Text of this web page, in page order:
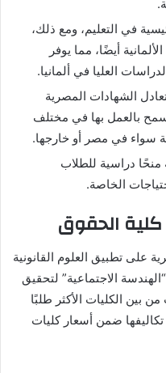
في التعليم، ومع ذلك،
أيضًا، مما يوفر
العليا في ألمانيا.
الشهادات المصرية
بالعمل بها في مختلف
سواء في مصر أو خارجها.
منحًا دراسية للطلاب
الخاصة.
كلية الحقوق
على تطبيق العلوم القانونية
الاجتماعية” لتحقيق
بين الكليات الأكثر طلبًا
ضمن أسعار كليات